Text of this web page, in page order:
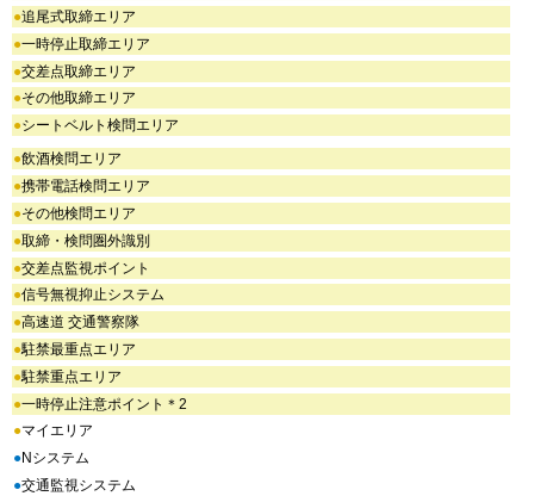
●追尾式取締エリア
●一時停止取締エリア
●交差点取締エリア
●その他取締エリア
●シートベルト検問エリア
●飲酒検問エリア
●携帯電話検問エリア
●その他検問エリア
●取締・検問圏外識別
●交差点監視ポイント
●信号無視抑止システム
●高速道 交通警察隊
●駐禁最重点エリア
●駐禁重点エリア
●一時停止注意ポイント＊2
●マイエリア
●Nシステム
●交通監視システム